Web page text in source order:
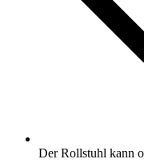
Der Rollstuhl kann